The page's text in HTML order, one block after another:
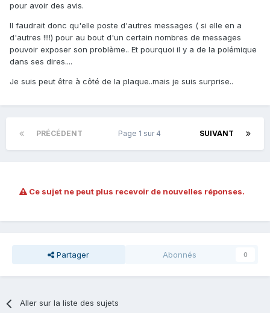
pour avoir des avis.
Il faudrait donc qu'elle poste d'autres messages ( si elle en a
d'autres !!!!) pour au bout d'un certain nombres de messages
pouvoir exposer son problème.. Et pourquoi il y a de la polémique
dans ses dires....
Je suis peut être à côté de la plaque..mais je suis surprise..
PRÉCÉDENT SUIVANT
Page 1 sur 4
Ce sujet ne peut plus recevoir de nouvelles réponses.
Partager Abonnés 0
Aller sur la liste des sujets